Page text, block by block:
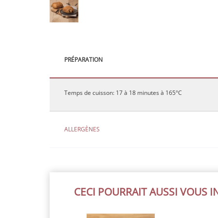
PRÉPARATION
Temps de cuisson: 17 à 18 minutes à 165°C
ALLERGÈNES
CECI POURRAIT AUSSI VOUS